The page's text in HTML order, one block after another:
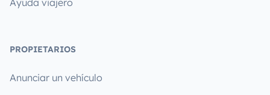
Ayuda viajero
PROPIETARIOS
Anunciar un vehículo